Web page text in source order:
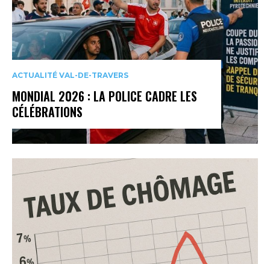
ACTUALITÉ VAL-DE-TRAVERS
MONDIAL 2026 : LA POLICE CADRE LES
CÉLÉBRATIONS